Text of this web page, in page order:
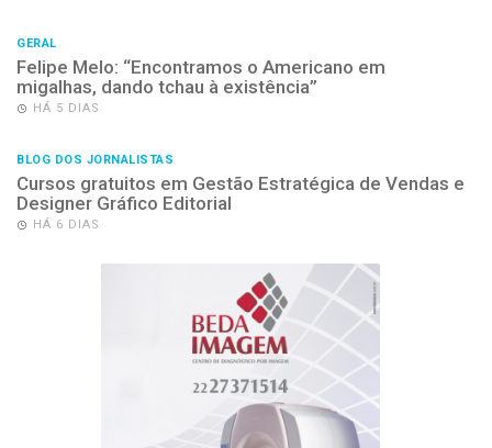
GERAL
Felipe Melo: “Encontramos o Americano em
migalhas, dando tchau à existência”
HÁ 5 DIAS
BLOG DOS JORNALISTAS
Cursos gratuitos em Gestão Estratégica de Vendas e
Designer Gráfico Editorial
HÁ 6 DIAS